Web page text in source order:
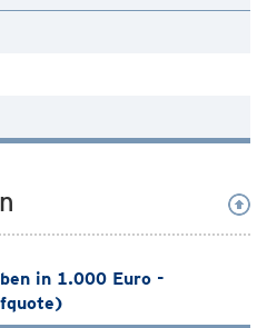
in 1.000 Euro -